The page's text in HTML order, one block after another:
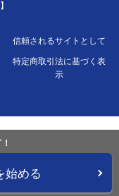
始める
信頼されるサイトとして
特定商取引法に基づく表
示